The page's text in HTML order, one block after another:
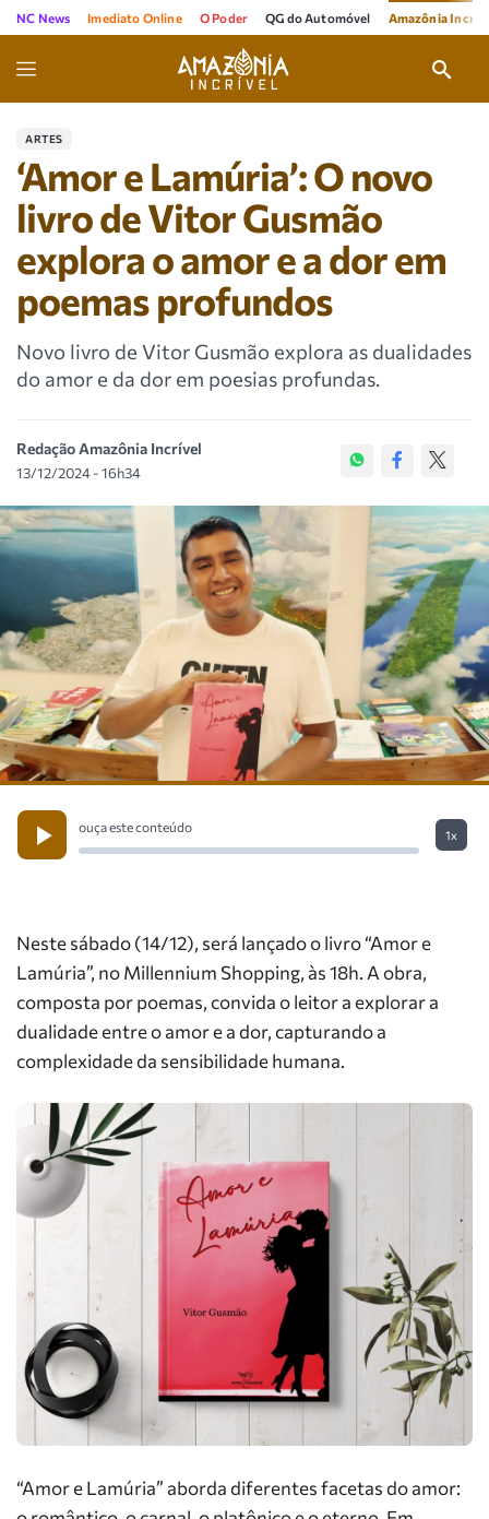
NC News Imediato Online O Poder QG do Automóvel Amazônia
ARTES
‘Amor e Lamúria’: O novo
livro de Vitor Gusmão
explora o amor e a dor em
poemas profundos
Novo livro de Vitor Gusmão explora as dualidades
do amor e da dor em poesias profundas.
Redação Amazônia Incrível
13/12/2024 - 16h34
ouça este conteúdo
1x
Neste sábado (14/12), será lançado o livro “Amor e
Lamúria”, no Millennium Shopping, às 18h. A obra,
composta por poemas, convida o leitor a explorar a
dualidade entre o amor e a dor, capturando a
complexidade da sensibilidade humana.
“Amor e Lamúria” aborda diferentes facetas do amor: